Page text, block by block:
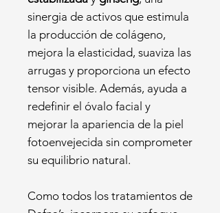
sinergia de activos que estimula
la producción de colágeno,
mejora la elasticidad, suaviza las
arrugas y proporciona un efecto
tensor visible. Además, ayuda a
redefinir el óvalo facial y
mejorar la apariencia de la piel
fotoenvejecida sin comprometer
su equilibrio natural.
Como todos los tratamientos de